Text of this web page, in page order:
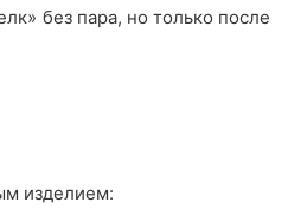
без пара, но только после
изделием: